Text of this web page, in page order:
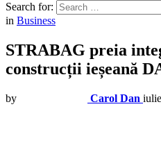
Search for:
in Business
STRABAG preia
construcții ieșeană
by Carol Dan